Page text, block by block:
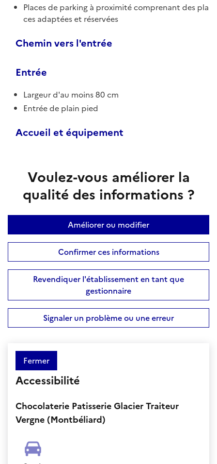
Places de parking à proximité comprenant des pla
ces adaptées et réservées
Chemin vers l'entrée
Entrée
Largeur d'au moins 80 cm
Entrée de plain pied
Accueil et équipement
Voulez-vous améliorer la
qualité des informations ?
Améliorer ou modifier
Confirmer ces informations
Revendiquer l'établissement en tant que
gestionnaire
Signaler un problème ou une erreur
Fermer
Accessibilité
Chocolaterie Patisserie Glacier Traiteur
Vergne (Montbéliard)